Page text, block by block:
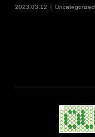
2023.03.12 Uncategorized